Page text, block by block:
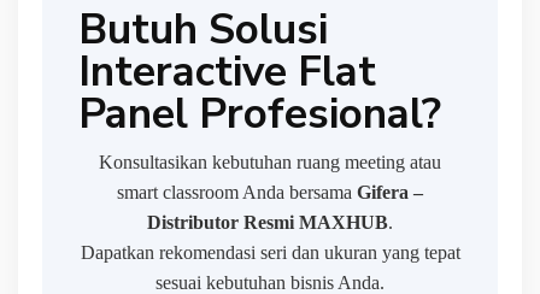
Butuh Solusi
Interactive Flat
Panel Profesional?
Konsultasikan kebutuhan ruang meeting atau
smart classroom Anda bersama Gifera –
Distributor Resmi MAXHUB.
Dapatkan rekomendasi seri dan ukuran yang tepat
sesuai kebutuhan bisnis Anda.